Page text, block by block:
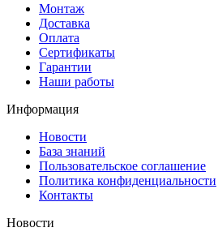
Монтаж
Доставка
Оплата
Сертификаты
Гарантии
Наши работы
Информация
Новости
База знаний
Пользовательское соглашение
Политика конфиденциальности
Контакты
Новости